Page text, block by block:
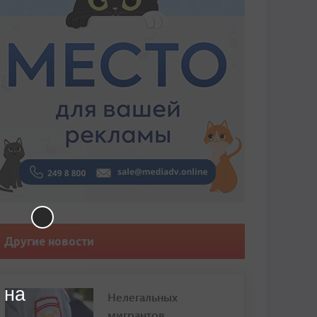
Другие новости
Нелегальных